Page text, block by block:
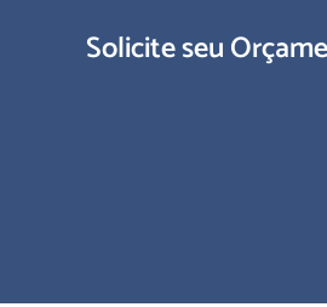
Solicite seu